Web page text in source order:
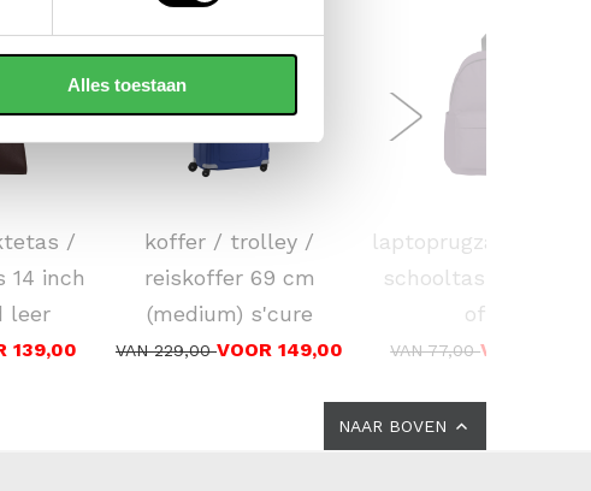
Alles toestaan
/
14 inch
leer
139,00
koffer / trolley /
reiskoffer 69 cm
(medium) s'cure
VAN 229,00VOOR 149,00
laptoprugzak /
schooltas 16 inch
office
VAN 77,00VOOR
NAAR BOVEN